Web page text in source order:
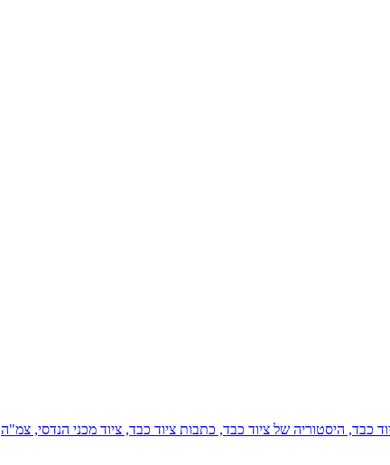
כבד, היסטוריה של ציוד כבד, כתבות ציוד כבד, ציוד מכני הנדסי, צמ"ה